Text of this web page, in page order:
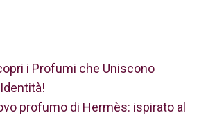
i Profumi che Uniscono
profumo di Hermès: ispirato al